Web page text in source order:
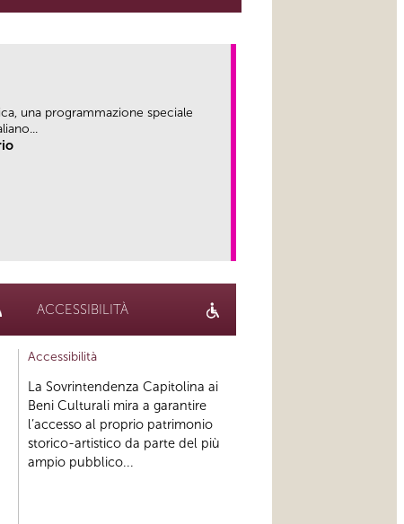
una programmazione speciale
ACCESSIBILITÀ
Accessibilità
La Sovrintendenza Capitolina ai
Beni Culturali mira a garantire
l’accesso al proprio patrimonio
storico-artistico da parte del più
ampio pubblico...